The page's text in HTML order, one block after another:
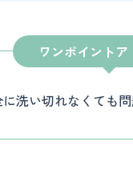
ワンポイントア
洗い切れなくても問